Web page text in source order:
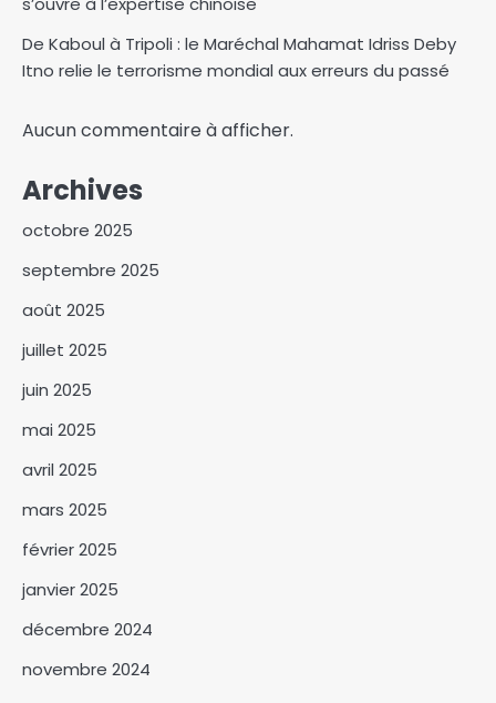
De Kaboul à Tripoli : le Maréchal Mahamat Idriss Deby
Itno relie le terrorisme mondial aux erreurs du passé
Aucun commentaire à afficher.
Archives
octobre 2025
septembre 2025
août 2025
juillet 2025
juin 2025
mai 2025
avril 2025
mars 2025
février 2025
janvier 2025
décembre 2024
novembre 2024
3
4
6